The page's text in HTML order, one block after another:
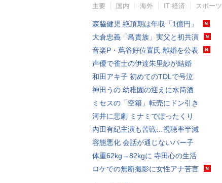
主要 国内 海外 IT 経済 スポーツ
森脇健児 絶頂期は年収「1億円」
大倉忠義「鳥貴族」実父と初共演
音楽P・蔦谷好位置氏 離婚を公表
声優で雀士の伊達朱里紗が結婚
和田アキ子 初めてのTDLで号泣
神田うの 幼稚園の迎えに水筒酒
ミセスの「空箱」転売にドン引き
河井に悲劇 ミナミでぼったくり
内田有紀主演も苦戦…視聴率半減
容態悪化 会話が通じないパー子
体重62kg→82kgに 寺田心の生活
ロケでの無断撮影に女性アナ苦言